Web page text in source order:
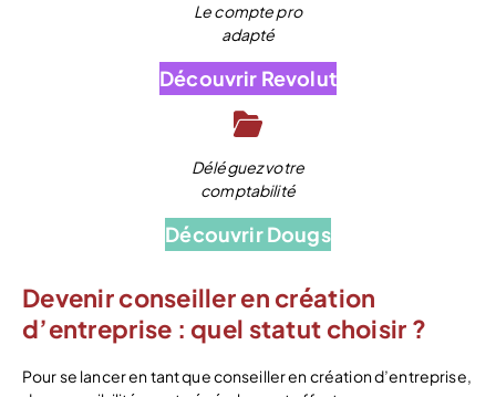
Le compte pro
adapté
Découvrir Revolut
Déléguez votre
comptabilité
Découvrir Dougs
Devenir conseiller en création
d’entreprise : quel statut choisir ?
Pour se lancer en tant que conseiller en création d’entreprise,